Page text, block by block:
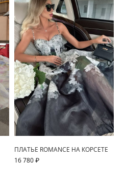
ПЛАТЬЕ ROMANCE НА КОРСЕТЕ
16 780 ₽